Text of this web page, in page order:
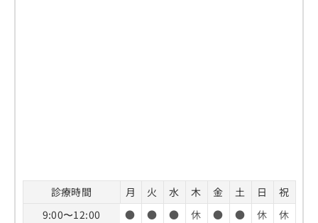
診療時間 月 火 水 木 金 土 日
祝
9:00〜12:00
● ● ● 休 ● ● 休
休